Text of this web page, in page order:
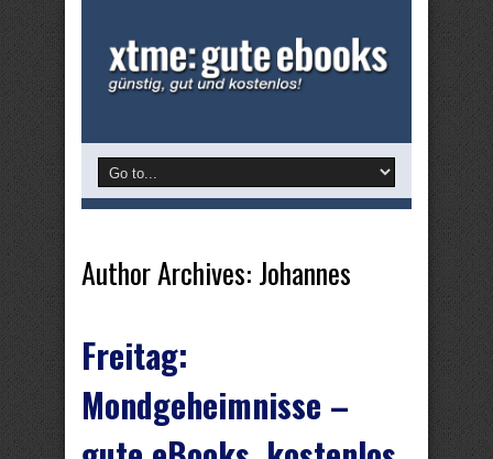
Author Archives: Johannes
Freitag:
Mondgeheimnisse –